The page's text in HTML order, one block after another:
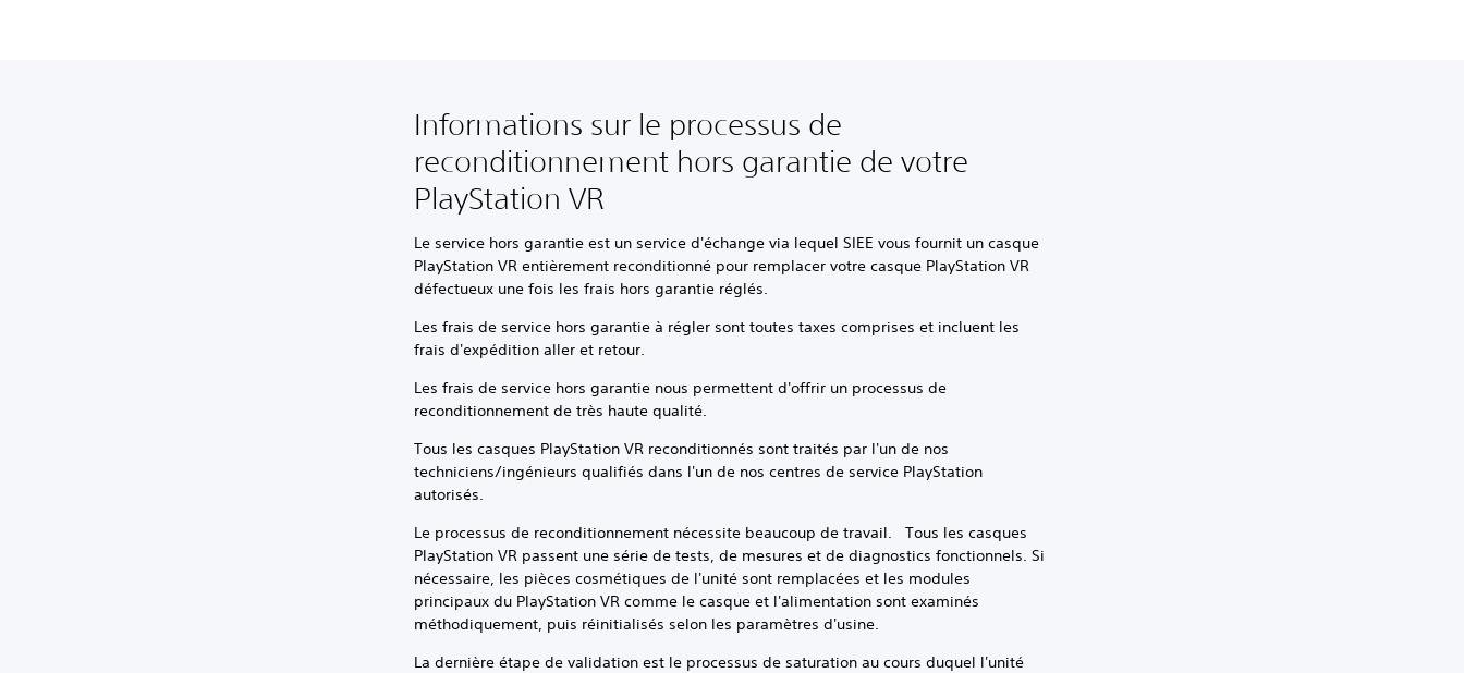
Informations sur le processus de
reconditionnement hors garantie de votre
PlayStation VR
Le service hors garantie est un service d'échange via lequel SIEE vous fournit un casque
PlayStation VR entièrement reconditionné pour remplacer votre casque PlayStation VR
défectueux une fois les frais hors garantie réglés.
Les frais de service hors garantie à régler sont toutes taxes comprises et incluent les
frais d'expédition aller et retour.
Les frais de service hors garantie nous permettent d'offrir un processus de
reconditionnement de très haute qualité.
Tous les casques PlayStation VR reconditionnés sont traités par l'un de nos
techniciens/ingénieurs qualifiés dans l'un de nos centres de service PlayStation
autorisés.
Le processus de reconditionnement nécessite beaucoup de travail. Tous les casques
PlayStation VR passent une série de tests, de mesures et de diagnostics fonctionnels. Si
nécessaire, les pièces cosmétiques de l'unité sont remplacées et les modules
principaux du PlayStation VR comme le casque et l'alimentation sont examinés
méthodiquement, puis réinitialisés selon les paramètres d'usine.
La dernière étape de validation est le processus de saturation au cours duquel l'unité